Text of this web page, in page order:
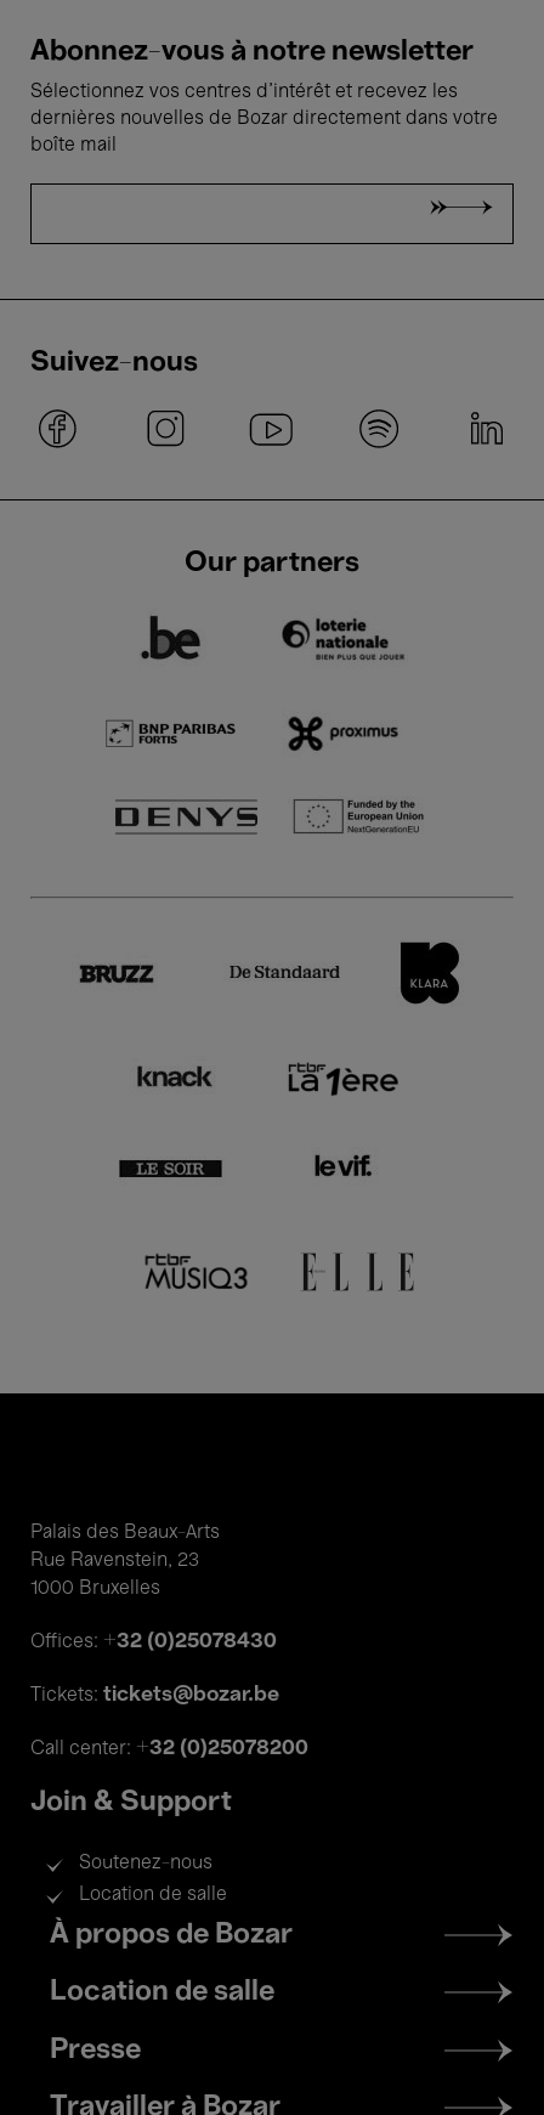
Abonnez-vous à notre newsletter
Sélectionnez vos centres d'intérêt et recevez les
dernières nouvelles de Bozar directement dans votre
boîte mail
Suivez-nous
Our partners
Palais des Beaux-Arts
Rue Ravenstein, 23
1000 Bruxelles
Offices: +32 (0)25078430
Tickets: tickets@bozar.be
Call center: +32 (0)25078200
Join & Support
Soutenez-nous
Location de salle
Footer
menu
À propos de Bozar
Location de salle
Presse
Travailler à Bozar